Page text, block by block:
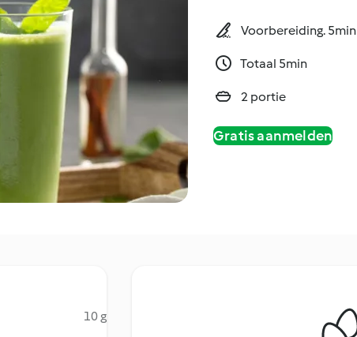
Voorbereiding. 5min
Totaal 5min
2 portie
Gratis aanmelden
10 g